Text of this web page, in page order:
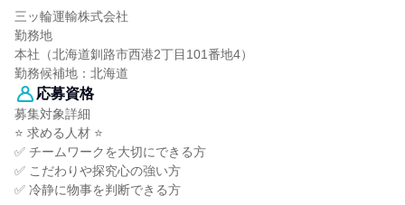
三ッ輪運輸株式会社
勤務地
本社（北海道釧路市西港2丁目101番地4）
勤務候補地：北海道
応募資格
募集対象詳細
⭐ 求める人材 ⭐
✅ チームワークを大切にできる方
✅ こだわりや探究心の強い方
✅ 冷静に物事を判断できる方